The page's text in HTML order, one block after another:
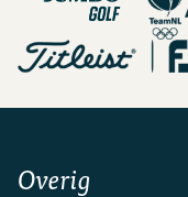
Overig